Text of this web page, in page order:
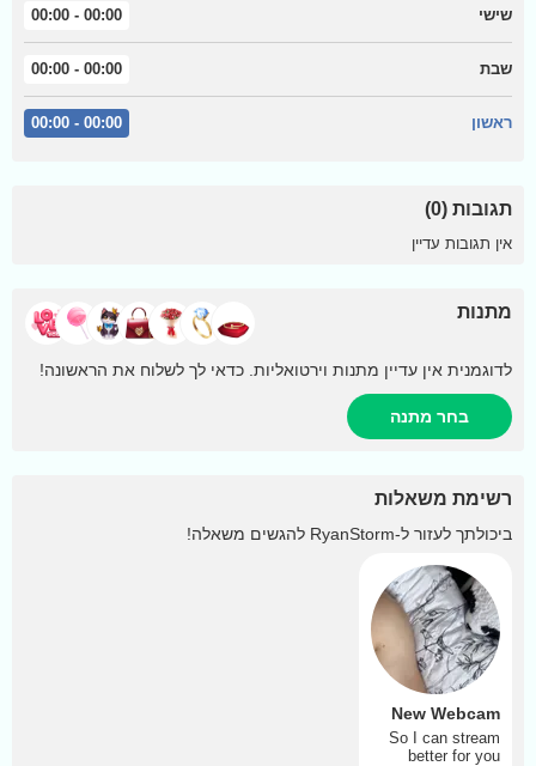
שישי 00:00 - 00:00
שבת 00:00 - 00:00
ראשון 00:00 - 00:00
תגובות (0)
אין תגובות עדיין
מתנות
לדוגמנית אין עדיין מתנות וירטואליות. כדאי לך לשלוח את הראשונה!
בחר מתנה
רשימת משאלות
ביכולתך לעזור ל-RyanStorm להגשים משאלה!
New Webcam
So I can stream
better for you